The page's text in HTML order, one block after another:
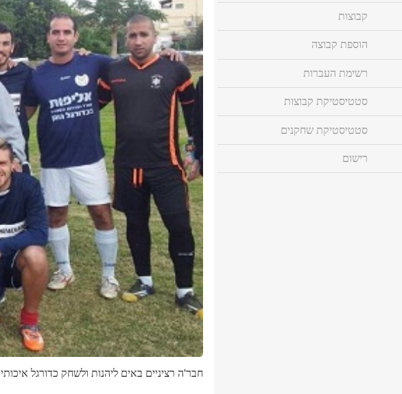
חבר'ה רציניים באים ליהנות ולשחק כדורגל איכותי
קבוצות
הוספת קבוצה
רשימת העברות
סטטיסטיקת קבוצות
סטטיסטיקת שחקנים
רישום